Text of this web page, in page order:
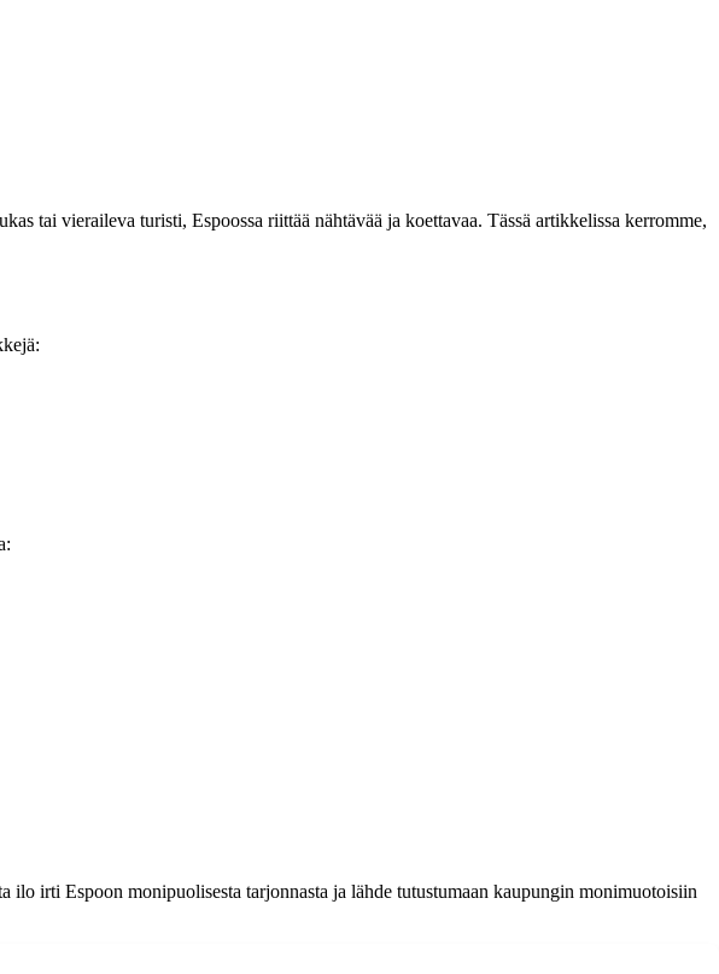
tai vieraileva turisti, Espoossa riittää nähtävää ja koettavaa. Tässä artikkelissa kerromme,
irti Espoon monipuolisesta tarjonnasta ja lähde tutustumaan kaupungin monimuotoisiin